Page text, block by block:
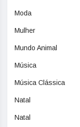
Moda
Mulher
Mundo Animal
Música
Música Clássica
Natal
Natal